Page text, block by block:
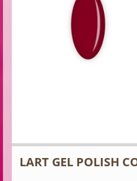
LART GEL POLISH